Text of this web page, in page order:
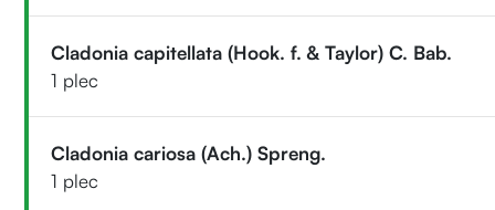
Cladonia capitellata (Hook. f. & Taylor) C. Bab.
1 plec
Cladonia cariosa (Ach.) Spreng.
1 plec